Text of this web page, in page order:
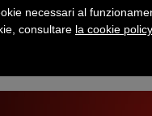
necessari al
consultare la cookie policy